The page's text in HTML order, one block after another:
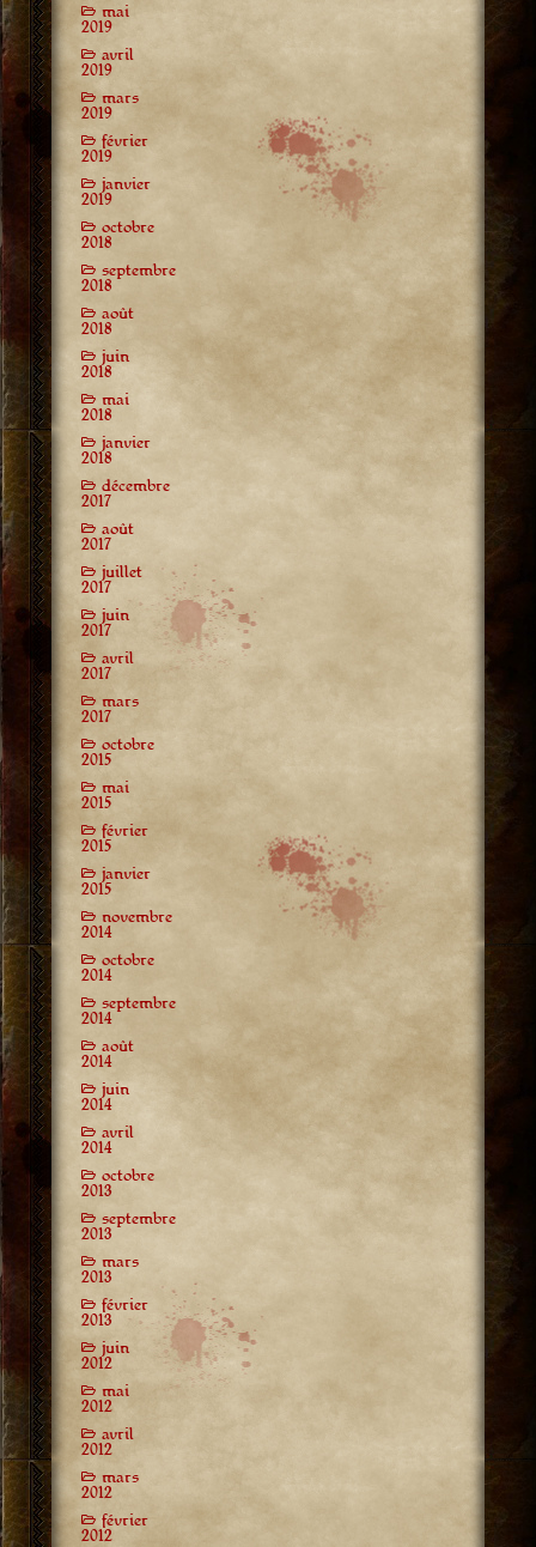
mai
2019
avril
2019
mars
2019
février
2019
janvier
2019
octobre
2018
septembre
2018
août
2018
juin
2018
mai
2018
janvier
2018
décembre
2017
août
2017
juillet
2017
juin
2017
avril
2017
mars
2017
octobre
2015
mai
2015
février
2015
janvier
2015
novembre
2014
octobre
2014
septembre
2014
août
2014
juin
2014
avril
2014
octobre
2013
septembre
2013
mars
2013
février
2013
juin
2012
mai
2012
avril
2012
mars
2012
février
2012